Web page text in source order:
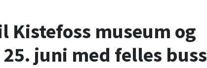
museum og
juni med felles buss